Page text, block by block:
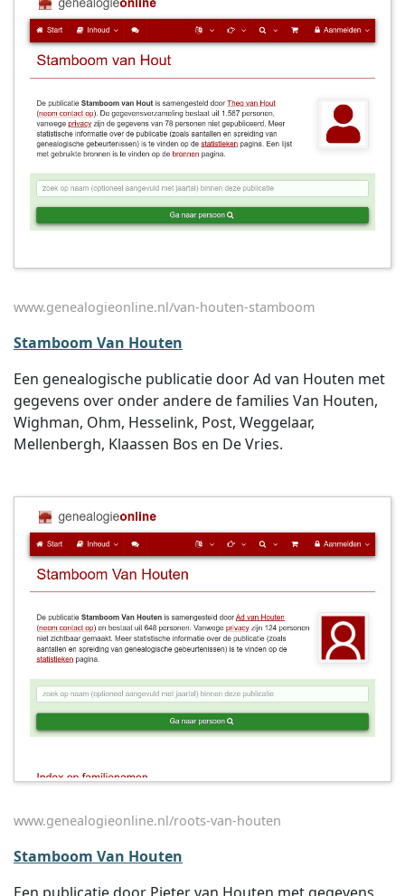
www.genealogieonline.nl/van-houten-stamboom
Stamboom Van Houten
Een genealogische publicatie door Ad van Houten met
gegevens over onder andere de families Van Houten,
Wighman, Ohm, Hesselink, Post, Weggelaar,
Mellenbergh, Klaassen Bos en De Vries.
www.genealogieonline.nl/roots-van-houten
Stamboom Van Houten